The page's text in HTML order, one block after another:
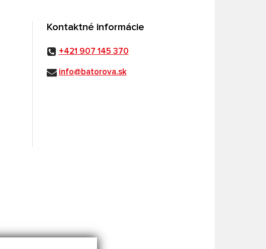
Kontaktné informácie
+421 907 145 370
info@batorova.sk